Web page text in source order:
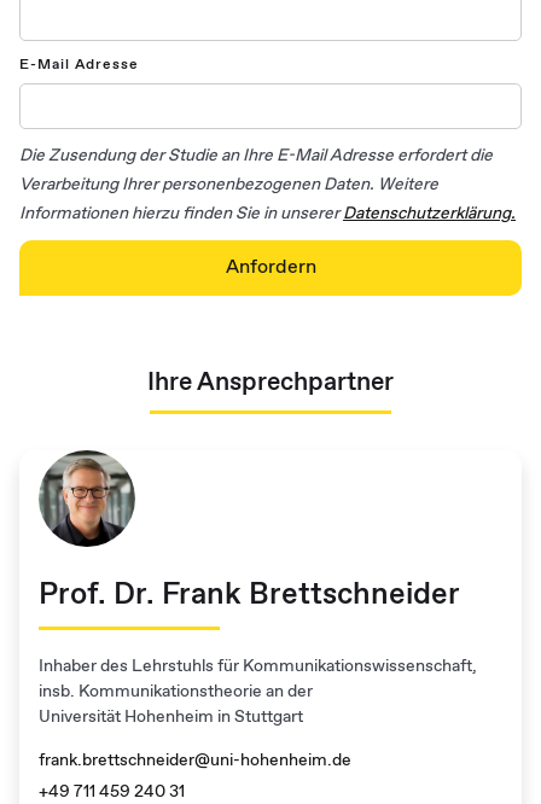
E-Mail Adresse
Die Zusendung der Studie an Ihre E-Mail Adresse erfordert die
Verarbeitung Ihrer personenbezogenen Daten. Weitere
Informationen hierzu finden Sie in unsererDatenschutzerklärung.
Ihre Ansprechpartner
Prof. Dr. Frank Brettschneider
Inhaber des Lehrstuhls für Kommunikationswissenschaft,
insb. Kommunikationstheorie an der
Universität Hohenheim in Stuttgart
frank.brettschneider@uni-hohenheim.de
+49 711 459 240 31